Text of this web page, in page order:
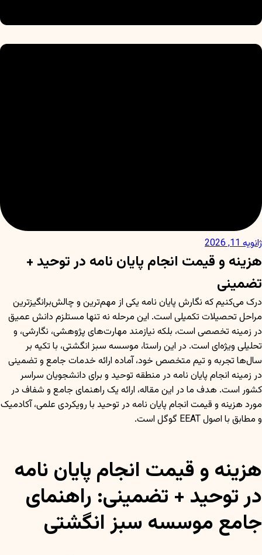
ژانویه 11, 2026
هزینه و قیمت انجام پایان نامه در توحید +
تضمینی
درک می‌کنیم که نگارش پایان نامه یکی از مهم‌ترین و چالش‌برانگیزترین
مراحل تحصیلات تکمیلی است. این مرحله نه تنها مستلزم دانش عمیق
در زمینه تخصصی است، بلکه نیازمند مهارت‌های پژوهشی، نگارشی، و
تحلیلی ویژه‌ای است. در این راستا، موسسه سبز انگشتی، با تکیه بر
سال‌ها تجربه و تیم متخصص خود، آماده ارائه خدمات جامع و تضمینی
در زمینه انجام پایان نامه در منطقه توحید و برای دانشجویان سراسر
کشور است. هدف ما در این مقاله، ارائه یک راهنمای جامع و شفاف در
مورد هزینه و قیمت انجام پایان نامه در توحید با رویکردی علمی، آکادمیک
و مطابق با اصول EEAT گوگل است.
هزینه و قیمت انجام پایان نامه
در توحید + تضمینی: راهنمای
جامع موسسه سبز انگشتی